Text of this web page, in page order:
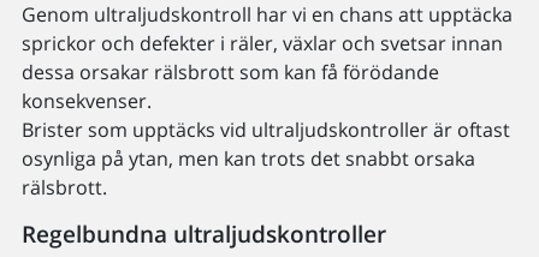
Genom ultraljudskontroll har vi en chans att upptäcka
sprickor och defekter i räler, växlar och svetsar innan
dessa orsakar rälsbrott som kan få förödande
konsekvenser.
Brister som upptäcks vid ultraljudskontroller är oftast
osynliga på ytan, men kan trots det snabbt orsaka
rälsbrott.
Regelbundna ultraljudskontroller